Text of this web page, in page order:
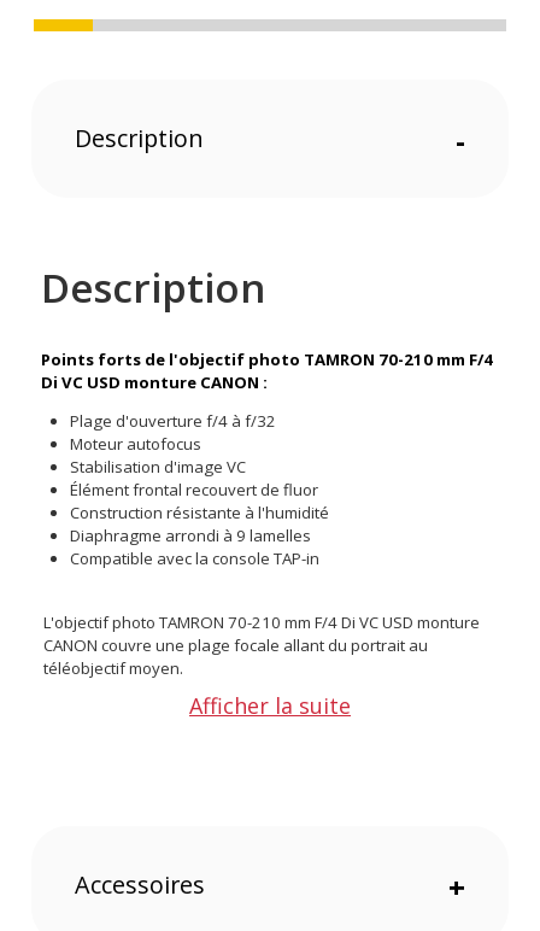
Description -
Description
Points forts de l'objectif photo TAMRON 70-210 mm F/4
Di VC USD monture CANON :
Plage d'ouverture f/4 à f/32
Moteur autofocus
Stabilisation d'image VC
Élément frontal recouvert de fluor
Construction résistante à l'humidité
Diaphragme arrondi à 9 lamelles
Compatible avec la console TAP-in
L'objectif photo TAMRON 70-210 mm F/4 Di VC USD monture
CANON couvre une plage focale allant du portrait au
téléobjectif moyen.
Son ouverture maximale constante f/4 maintient une
luminosité constante dans toute la plage de zoom en offrant
point remarquablement rapides, silencieuses et précises
Afficher la suite
Accessoires +